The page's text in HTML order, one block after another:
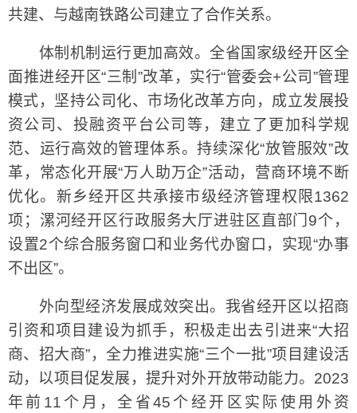
共建、与越南铁路公司建立了合作关系。
体制机制运行更加高效。全省国家级经开区全
面推进经开区“三制”改革，实行“管委会+公司”管理
模式，坚持公司化、市场化改革方向，成立发展投
资公司、投融资平台公司等，建立了更加科学规
范、运行高效的管理体系。持续深化“放管服效”改
革，常态化开展“万人助万企”活动，营商环境不断
优化。新乡经开区共承接市级经济管理权限1362
项；漯河经开区行政服务大厅进驻区直部门9个，
设置2个综合服务窗口和业务代办窗口，实现“办事
不出区”。
外向型经济发展成效突出。我省经开区以招商
引资和项目建设为抓手，积极走出去引进来“大招
商、招大商”，全力推进实施“三个一批”项目建设活
动，以项目促发展，提升对外开放带动能力。2023
年前11个月，全省45个经开区实际使用外资